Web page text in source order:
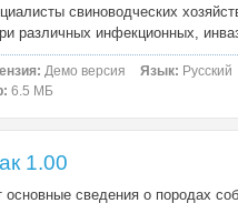
свиноводческих
различных инфекционных,
Демо версия Язык: Русский
6.5 МБ
1.00
сведения о породах